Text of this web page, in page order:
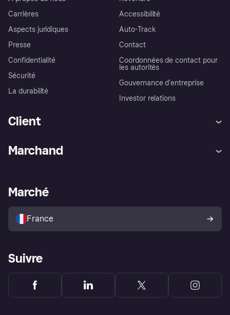
Carrières
Aspects juridiques
Presse
Confidentialité
Sécurité
La durabilité
Accessibilité
Auto-Track
Contact
Coordonnées de contact pour
les autorités
Gouvernance d’entreprise
Investor relations
Client
Explorez les magasins
Politique de protection de
l’acheteur Klarna
Marchand
Portail Marchand
Marché
France
Suivre